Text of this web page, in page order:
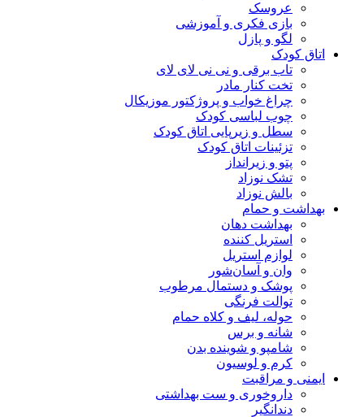
عروسک
بازی فکری و آموزشی
لگو و پازل
اتاق کودک
تاب برقی و نی نی لای لای
تخت کنار مادر
چراغ خواب و پروژکتور موزیکال
چوب لباسی کودک
سطل و زیرپایی اتاق کودک
تزئینات اتاق کودک
پتو و زیرانداز
تشک نوزاد
بالش نوزاد
بهداشت و حمام
بهداشت دهان
استریل کننده
لوازم استریل
وان و آسان‌شور
پوشک و دستمال مرطوب
توالت فرنگی
حوله، لیف و کلاه حمام
شانه و برس
شامپو و شوینده بدن
کرم و لوسیون
ایمنی و مراقبت
داروخوری و ست بهداشتی
دندانگیر